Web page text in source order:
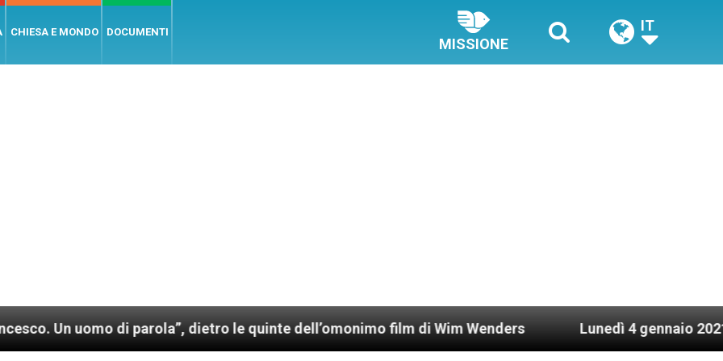
CHIESA E MONDO DOCUMENTI
MISSIONE
IT
di parola”, dietro le quinte dell’omonimo film di Wim Wenders Lunedì 4 gennaio 2021: